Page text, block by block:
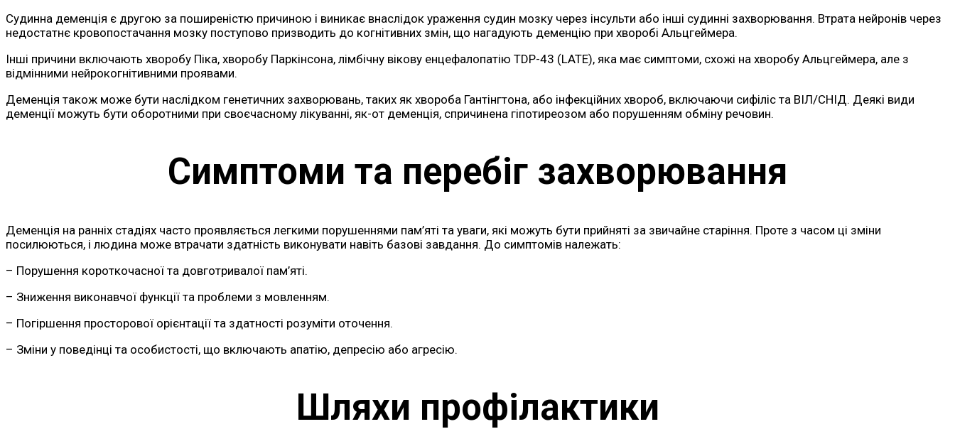
Судинна деменція є другою за поширеністю причиною і виникає внаслідок ураження судин мозку через інсульти або інші судинні захворювання. Втрата нейронів через
недостатнє кровопостачання мозку поступово призводить до когнітивних змін, що нагадують деменцію при хворобі Альцгеймера.
Інші причини включають хворобу Піка, хворобу Паркінсона, лімбічну вікову енцефалопатію TDP-43 (LATE), яка має симптоми, схожі на хворобу Альцгеймера, але з
відмінними нейрокогнітивними проявами.
Деменція також може бути наслідком генетичних захворювань, таких як хвороба Гантінгтона, або інфекційних хвороб, включаючи сифіліс та ВІЛ/СНІД. Деякі види
деменції можуть бути оборотними при своєчасному лікуванні, як-от деменція, спричинена гіпотиреозом або порушенням обміну речовин.
Симптоми та перебіг захворювання
Деменція на ранніх стадіях часто проявляється легкими порушеннями пам’яті та уваги, які можуть бути прийняті за звичайне старіння. Проте з часом ці зміни
посилюються, і людина може втрачати здатність виконувати навіть базові завдання. До симптомів належать:
– Порушення короткочасної та довготривалої пам’яті.
– Зниження виконавчої функції та проблеми з мовленням.
– Погіршення просторової орієнтації та здатності розуміти оточення.
– Зміни у поведінці та особистості, що включають апатію, депресію або агресію.
Шляхи профілактики